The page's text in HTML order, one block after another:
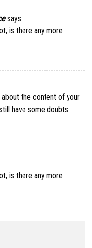
says:
is there any more
the content of your
have some doubts.
is there any more